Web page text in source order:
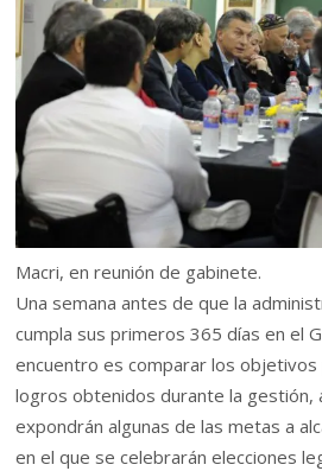
Macri, en reunión de gabinete.
Una semana antes de que la
cumpla sus primeros 365 días en el
encuentro es comparar los objetivos
logros obtenidos durante la gestión,
expondrán algunas de las metas a
en el que se celebrarán elecciones